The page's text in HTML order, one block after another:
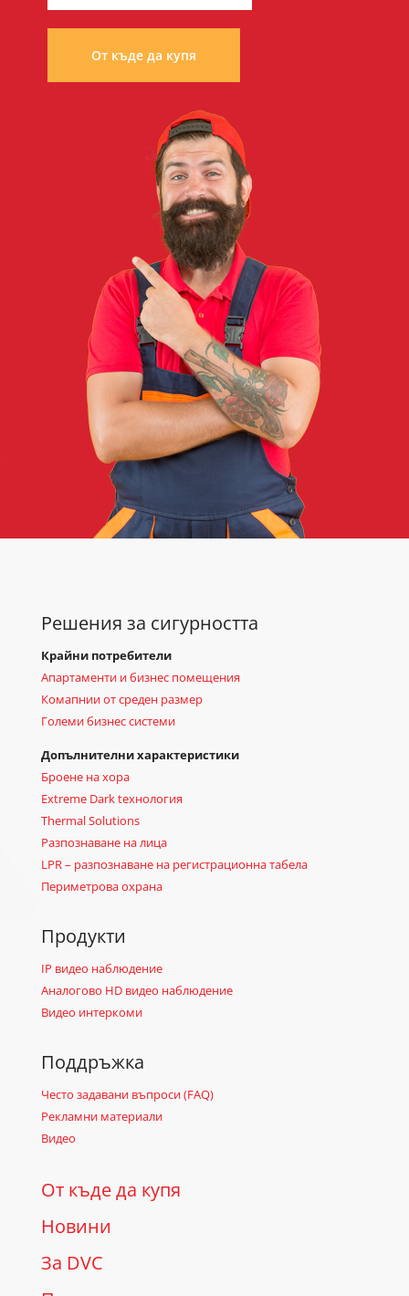
От къде да купя
Решения за сигурността
Крайни потребители
Апартаменти и бизнес помещения
Комапнии от среден размер
Големи бизнес системи
Допълнителни характеристики
Броене на хора
Extreme Dark tехнология
Thermal Solutions
Разпознаване на лица
LPR – разпознаване на регистрационна табела
Периметрова охрана
Продукти
IP видео наблюдение
Аналогово HD видео наблюдение
Видео интеркоми
Поддръжка
Често задавани въпроси (FAQ)
Рекламни материали
Видео
От къде да купя
Новини
За DVC